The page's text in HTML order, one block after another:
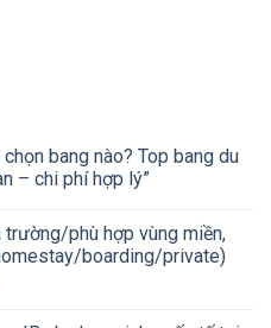
bang nào? Top bang du
– chi phí hợp lý”
trường/phù hợp vùng miền,
boarding/private)